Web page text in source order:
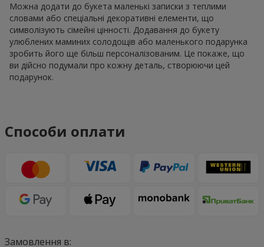
Можна додати до букета маленькі записки з теплими
словами або спеціальні декоративні елементи, що
символізують сімейні цінності. Додавання до букету
улюблених маминих солодощів або маленького подарунка
зробить його ще більш персоналізованим. Це покаже, що
ви дійсно подумали про кожну деталь, створюючи цей
подарунок.
Способи оплати
Замовлення в: